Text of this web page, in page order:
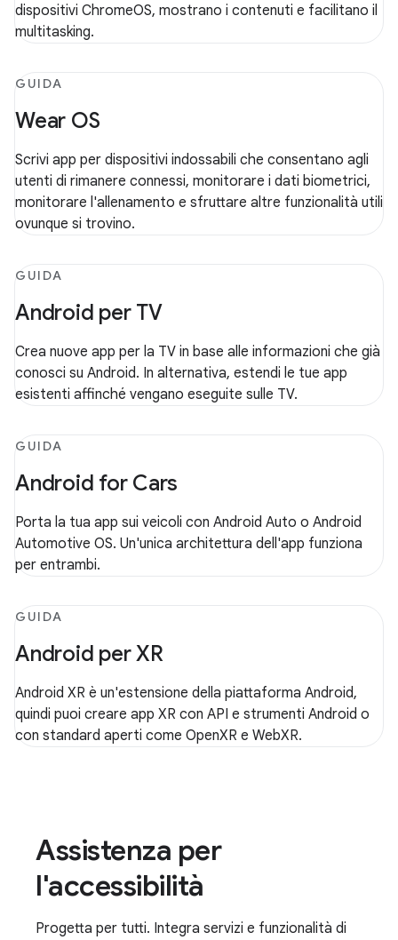
dispositivi ChromeOS, mostrano i contenuti e facilitano il
multitasking.
GUIDA
Wear OS
Scrivi app per dispositivi indossabili che consentano agli
utenti di rimanere connessi, monitorare i dati biometrici,
monitorare l'allenamento e sfruttare altre funzionalità utili
ovunque si trovino.
GUIDA
Android per TV
Crea nuove app per la TV in base alle informazioni che già
conosci su Android. In alternativa, estendi le tue app
esistenti affinché vengano eseguite sulle TV.
GUIDA
Android for Cars
Porta la tua app sui veicoli con Android Auto o Android
Automotive OS. Un'unica architettura dell'app funziona
per entrambi.
GUIDA
Android per XR
Android XR è un'estensione della piattaforma Android,
quindi puoi creare app XR con API e strumenti Android o
con standard aperti come OpenXR e WebXR.
Assistenza per
l'accessibilità
Progetta per tutti. Integra servizi e funzionalità di